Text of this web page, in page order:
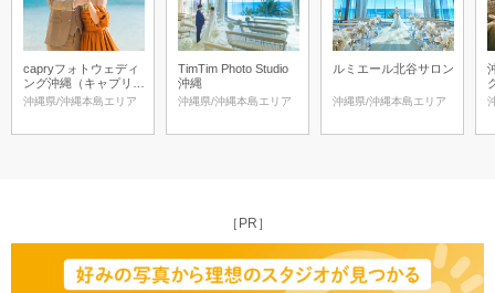
capryフォトウェディ
ング沖縄（キャプリィ
フォトウェディング沖
沖縄県/沖縄本島エリア
TimTim Photo Studio
沖縄
沖縄県/沖縄本島エリア
ルミエール北谷サロン
沖縄県/沖縄本島エリア
［PR］